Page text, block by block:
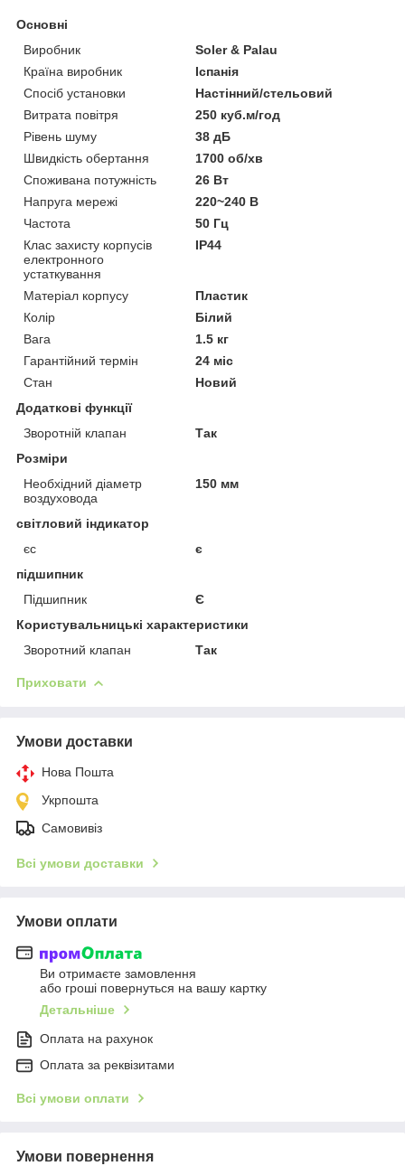
Основні
Виробник
Soler & Palau
Країна виробник
Іспанія
Спосіб установки
Настінний/стельовий
Витрата повітря
250 куб.м/год
Рівень шуму
38 дБ
Швидкість обертання
1700 об/хв
Споживана потужність
26 Вт
Напруга мережі
220~240 В
Частота
50 Гц
Клас захисту корпусів
електронного
устаткування
IP44
Матеріал корпусу
Пластик
Колір
Білий
Вага
1.5 кг
Гарантійний термін
24 міс
Стан
Новий
Додаткові функції
Зворотній клапан
Так
Розміри
Необхідний діаметр
воздуховода
150 мм
світловий індикатор
єс
є
підшипник
Підшипник
Є
Користувальницькі характеристики
Зворотний клапан
Так
Приховати
Умови доставки
Нова Пошта
Укрпошта
Самовивіз
Всі умови доставки
Умови оплати
Ви отримаєте замовлення
або гроші повернуться на вашу картку
Детальніше
Оплата на рахунок
Оплата за реквізитами
Всі умови оплати
Умови повернення